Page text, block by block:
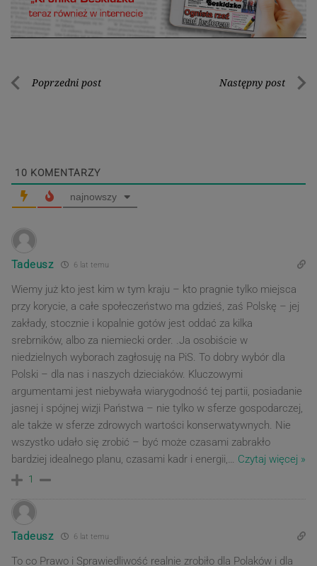
Nawigacja
Poprzedni post Następny post
10 KOMENTARZY
najnowszy
Tadeusz 6 lat temu
Wiemy już kto jest kim w tym kraju – kto pragnie tylko miejsca
przy korycie, a całe społeczeństwo ma gdzieś, zaś Polskę – jej
zakłady, stocznie i kopalnie gotów jest oddać za kilka
srebrników, albo za niemiecki order. .Ja osobiście w
niedzielnych wyborach zagłosuję na PiS. To dobry wybór dla
Polski – dla nas i naszych dzieciaków. Kluczowymi
argumentami jest niebywała wiarygodność tej partii, posiadanie
jasnej i spójnej wizji Państwa – nie tylko w sferze gospodarczej,
ale także w sferze zdrowych wartości konserwatywnych. Nie
wszystko udało się zrobić – być może czasami zabrakło
bardziej idealnego planu, czasami kadr i energii,… Czytaj więcej »
1
Tadeusz 6 lat temu
To co Prawo i Sprawiedliwość realnie zrobiło dla Polaków i dla